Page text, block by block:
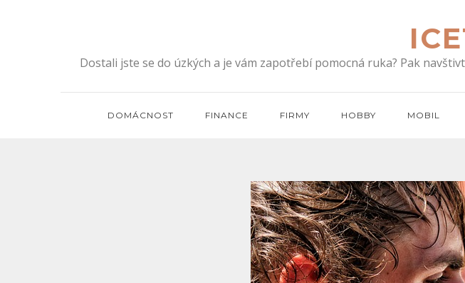
Dostali jste se do úzkých a je vám zapotřebí pomocná ruka? Pak
DOMÁCNOST FINANCE FIRMY HOBBY MOBIL